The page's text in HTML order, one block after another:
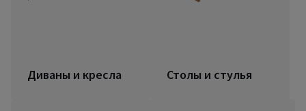
Диваны и кресла Столы и стулья